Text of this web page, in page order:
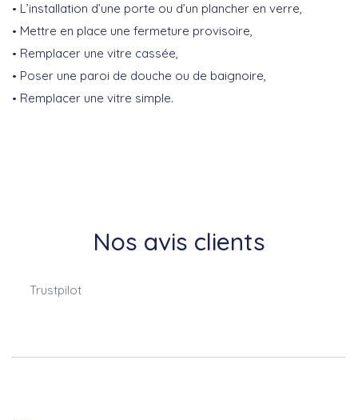
L’installation d’une porte ou d’un plancher en verre,
Mettre en place une fermeture provisoire,
Remplacer une vitre cassée,
Poser une paroi de douche ou de baignoire,
Remplacer une vitre simple.
Nos avis clients
Trustpilot